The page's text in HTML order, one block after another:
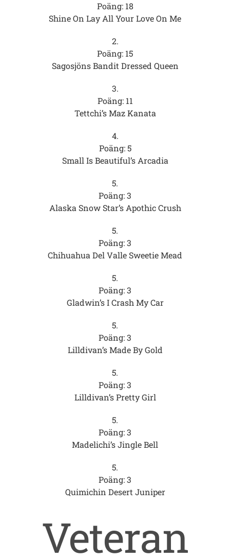
Poäng: 18
Shine On Lay All Your Love On Me
2.
Poäng: 15
Sagosjöns Bandit Dressed Queen
3.
Poäng: 11
Tettchi’s Maz Kanata
4.
Poäng: 5
Small Is Beautiful’s Arcadia
5.
Poäng: 3
Alaska Snow Star’s Apothic Crush
5.
Poäng: 3
Chihuahua Del Valle Sweetie Mead
5.
Poäng: 3
Gladwin’s I Crash My Car
5.
Poäng: 3
Lilldivan’s Made By Gold
5.
Poäng: 3
Lilldivan’s Pretty Girl
5.
Poäng: 3
Madelichi’s Jingle Bell
5.
Poäng: 3
Quimichin Desert Juniper
Veteran